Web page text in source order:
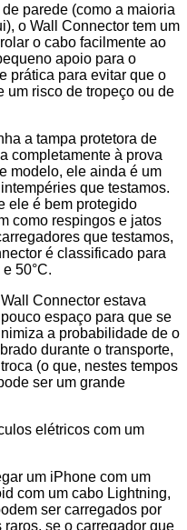
parede (como a maioria
o Wall Connector tem um
o cabo facilmente ao
apoio para o
prática para evitar que o
um risco de tropeço ou de
a tampa protetora de
completamente à prova
modelo, ele ainda é um
que testamos.
ele é bem protegido
como respingos e jatos
que testamos,
é classificado para
50°C.
Connector estava
espaço para que se
a probabilidade de o
durante o transporte,
(o que, nestes tempos
ser um grande
elétricos com um
um iPhone com um
com um cabo Lightning,
ser carregados por
se o carregador que